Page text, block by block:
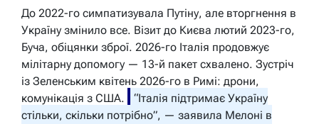
До 2022-го симпатизувала Путіну, але вторгнення в
Україну змінило все. Візит до Києва лютий 2023-го,
Буча, обіцянки зброї. 2026-го Італія продовжує
мілітарну допомогу — 13-й пакет схвалено. Зустріч
із Зеленським квітень 2026-го в Римі: дрони,
комунікація з США.
“Італія підтримає Україну
стільки, скільки потрібно”, — заявила Мелоні в